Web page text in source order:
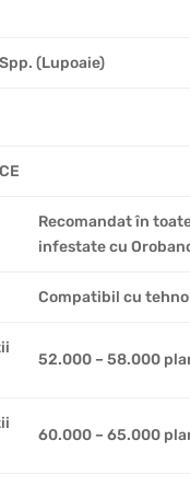
(Lupoaie)
Recomandat în
infestate cu
Compatibil cu
52.000 – 58.000
60.000 – 65.000